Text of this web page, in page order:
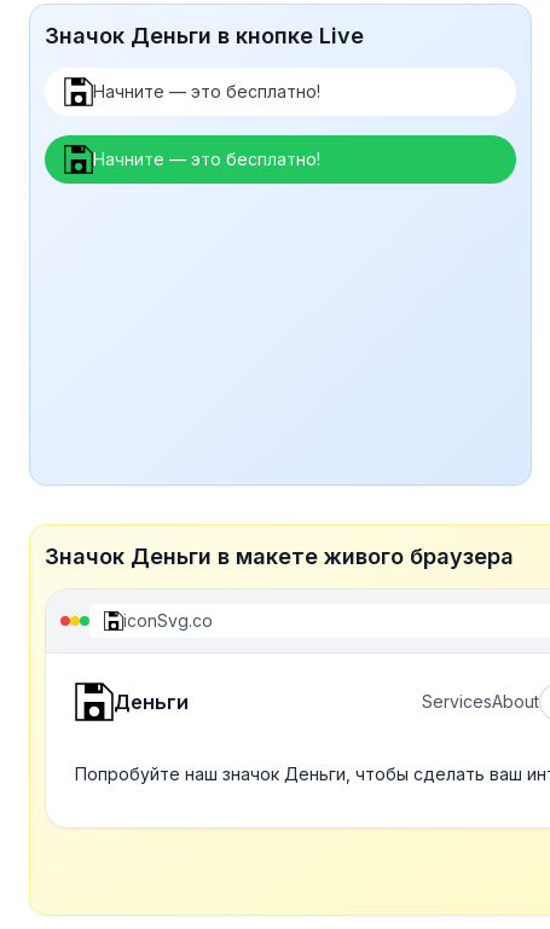
Значок Деньги в кнопке Live
Начните — это бесплатно!
Начните — это бесплатно!
Значок Деньги в макете живого браузера
iconSvg.co
Деньги ServicesAbout
Попробуйте наш значок Деньги, чтобы сделать ваш